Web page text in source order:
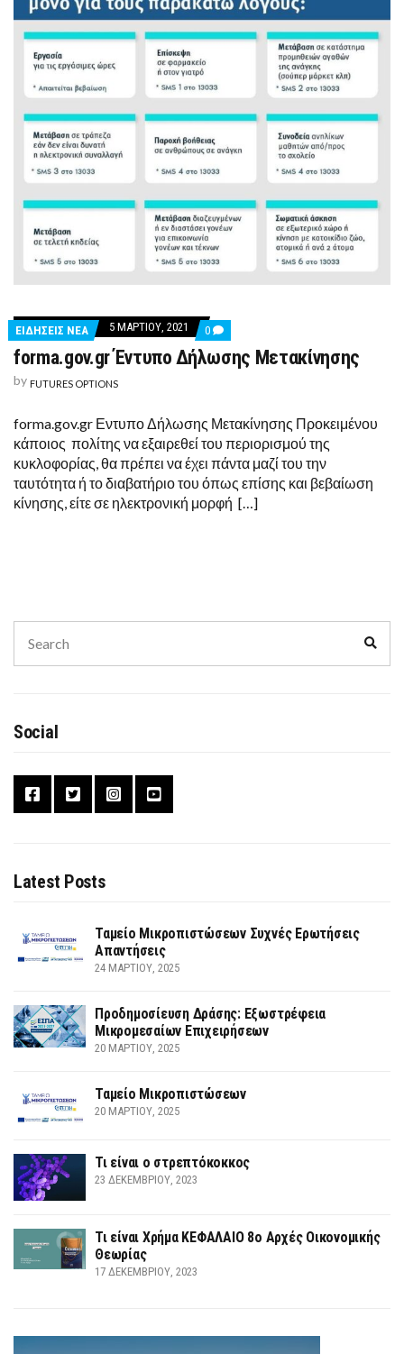
ΕΙΔΗΣΕΙΣ ΝΕΑ 5 ΜΑΡΤΊΟΥ, 2021 0 COMMENTS
ON
FORMA.GOV.GR
ΈΝΤΥΠΟ
forma.gov.gr Έντυπο Δήλωσης Μετακίνησης
by FUTURES OPTIONS
forma.gov.gr Εντυπο Δήλωσης Μετακίνησης Προκειμένου
κάποιος πολίτης να εξαιρεθεί του περιορισμού της
κυκλοφορίας, θα πρέπει να έχει πάντα μαζί του την
ταυτότητα ή το διαβατήριο του όπως επίσης και βεβαίωση
κίνησης, είτε σε ηλεκτρονική μορφή […]
for:
Social
Latest Posts
Ταμείο Μικροπιστώσεων Συχνές Ερωτήσεις
Απαντήσεις
24 ΜΑΡΤΊΟΥ, 2025
Προδημοσίευση Δράσης: Εξωστρέφεια
Μικρομεσαίων Επιχειρήσεων
20 ΜΑΡΤΊΟΥ, 2025
Ταμείο Μικροπιστώσεων
20 ΜΑΡΤΊΟΥ, 2025
Τι είναι ο στρεπτόκοκκος
23 ΔΕΚΕΜΒΡΊΟΥ, 2023
Τι είναι Χρήμα ΚΕΦΑΛΑΙΟ 8ο Αρχές Οικονομικής
Θεωρίας
17 ΔΕΚΕΜΒΡΊΟΥ, 2023